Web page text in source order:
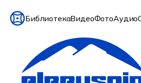
БиблиотекаВидеоФотоАудио